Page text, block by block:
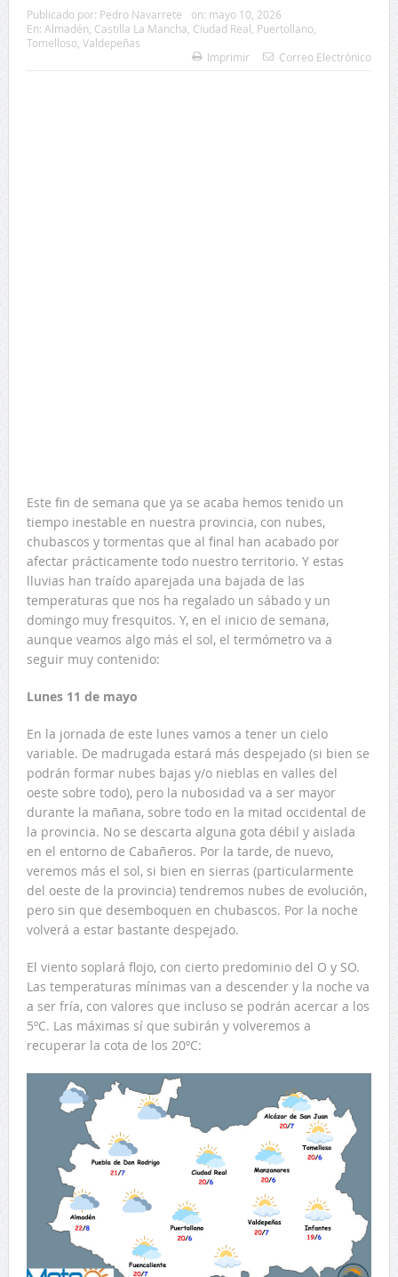
Publicado por: Pedro Navarrete on: mayo 10, 2026
En: Almadén Castilla La Mancha Ciudad Real Puertollano,
Tomelloso, Valdepeñas
Imprimir
Correo Electrónico
Este fin de semana que ya se acaba hemos tenido un
tiempo inestable en nuestra provincia, con nubes,
chubascos y tormentas que al final han acabado por
afectar prácticamente todo nuestro territorio. Y estas
lluvias han traído aparejada una bajada de las
temperaturas que nos ha regalado un sábado y un
domingo muy fresquitos. Y, en el inicio de semana,
aunque veamos algo más el sol, el termómetro va a
seguir muy contenido:
Lunes 11 de mayo
En la jornada de este lunes vamos a tener un cielo
variable. De madrugada estará más despejado (si bien se
podrán formar nubes bajas y/o nieblas en valles del
oeste sobre todo), pero la nubosidad va a ser mayor
durante la mañana, sobre todo en la mitad occidental de
la provincia. No se descarta alguna gota débil y aislada
en el entorno de Cabañeros. Por la tarde, de nuevo,
veremos más el sol, si bien en sierras (particularmente
del oeste de la provincia) tendremos nubes de evolución,
pero sin que desemboquen en chubascos. Por la noche
volverá a estar bastante despejado.
El viento soplará flojo, con cierto predominio del O y SO.
Las temperaturas mínimas van a descender y la noche va
a ser fría, con valores que incluso se podrán acercar a los
5ºC. Las máximas sí que subirán y volveremos a
recuperar la cota de los 20ºC: